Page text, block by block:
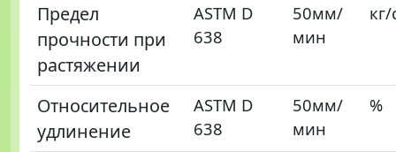
Предел
прочности при
растяжении
ASTM D
638
50мм/
мин
Относительное
удлинение
ASTM D
638
50мм/
мин
%